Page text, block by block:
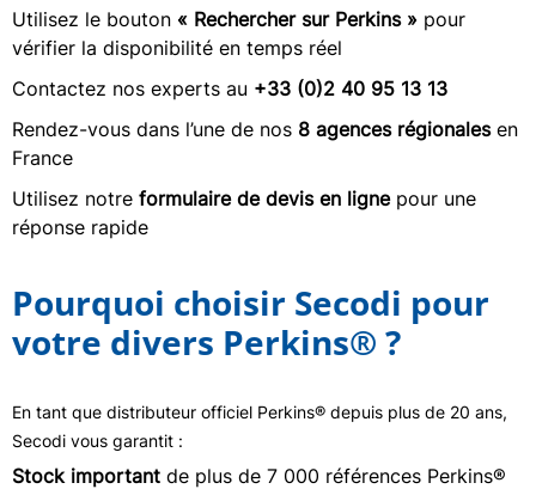
Utilisez le bouton « Rechercher sur Perkins » pour
vérifier la disponibilité en temps réel
Contactez nos experts au +33 (0)2 40 95 13 13
Rendez-vous dans l’une de nos 8 agences régionalesen
France
Utilisez notre formulaire de devis en lignepour une
réponse rapide
Pourquoi choisir Secodi pour
votre divers Perkins® ?
En tant que distributeur officiel Perkins® depuis plus de 20 ans,
Secodi vous garantit :
Stock important de plus de 7 000 références Perkins®